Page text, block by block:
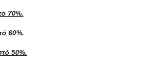
70%.
60%.
50%.